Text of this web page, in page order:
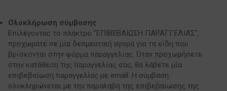
Ολοκλήρωση σύμβασης
Επιλέγοντας το πλήκτρο "ΕΠΙΒΕΒΑΙΩΣΗ ΠΑΡΑΓΓΕΛΙΑΣ",
προχωράτε σε μία δεσμευτική αγορά για τα είδη που
βρίσκονται στην φόρμα παραγγελίας. Όταν προχωρήσετε
στην κατάθεση της παραγγελίας σας, θα λάβετε μία
επιβεβαίωση παραγγελίας με email. Η σύμβαση
ολοκληρώνεται με την παραλαβή της επιβεβαίωσης της